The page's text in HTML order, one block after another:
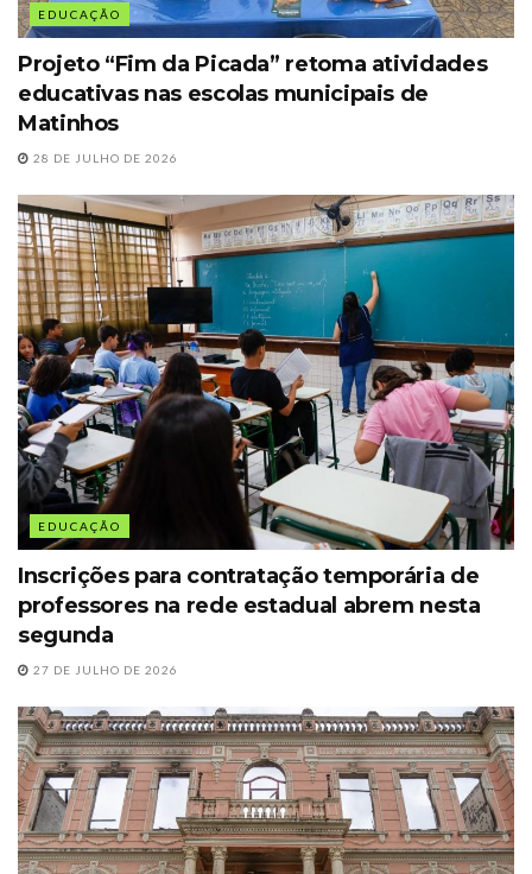
EDUCAÇÃO
Projeto “Fim da Picada” retoma atividades
educativas nas escolas municipais de
Matinhos
28 DE JULHO DE 2026
EDUCAÇÃO
Inscrições para contratação temporária de
professores na rede estadual abrem nesta
segunda
27 DE JULHO DE 2026